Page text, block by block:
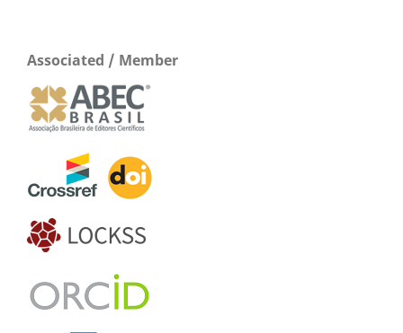
Associated / Member